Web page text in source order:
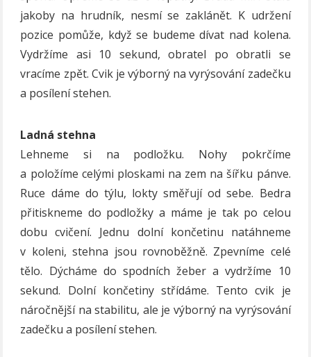
jakoby na hrudník, nesmí se zaklánět. K udržení
pozice pomůže, když se budeme dívat nad kolena.
Vydržíme asi 10 sekund, obratel po obratli se
vracíme zpět. Cvik je výborný na vyrýsování zadečku
a posílení stehen.
Ladná stehna
Lehneme si na podložku. Nohy pokrčíme
a položíme celými ploskami na zem na šířku pánve.
Ruce dáme do týlu, lokty směřují od sebe. Bedra
přitiskneme do podložky a máme je tak po celou
dobu cvičení. Jednu dolní končetinu natáhneme
v koleni, stehna jsou rovnoběžně. Zpevníme celé
tělo. Dýcháme do spodních žeber a vydržíme 10
sekund. Dolní končetiny střídáme. Tento cvik je
náročnější na stabilitu, ale je výborný na vyrýsování
zadečku a posílení stehen.